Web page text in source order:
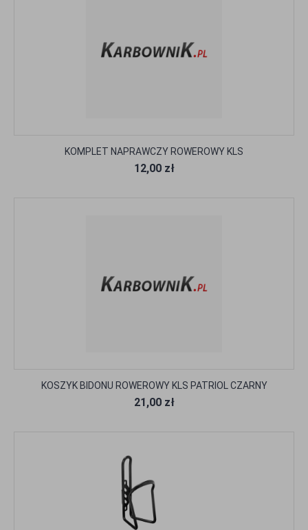
KOMPLET NAPRAWCZY ROWEROWY KLS
12,00 zł
KOSZYK BIDONU ROWEROWY KLS PATRIOL CZARNY
21,00 zł